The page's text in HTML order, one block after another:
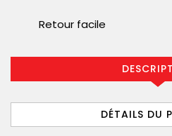
Retour facile
DÉTAILS DU